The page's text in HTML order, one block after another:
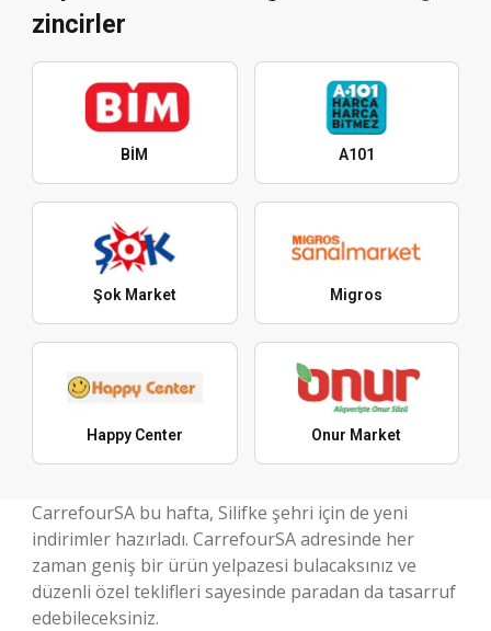
zincirler
BİM A101
Şok Market Migros
Happy Center Onur Market
CarrefourSA bu hafta, Silifke şehri için de yeni
indirimler hazırladı. CarrefourSA adresinde her
zaman geniş bir ürün yelpazesi bulacaksınız ve
düzenli özel teklifleri sayesinde paradan da tasarruf
edebileceksiniz.